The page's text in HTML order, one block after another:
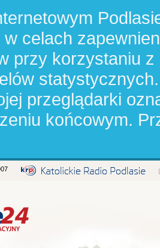
celach
przy korzystaniu
przeglądarki
końcowym.